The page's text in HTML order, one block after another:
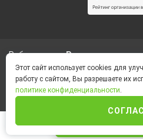
Работаем по России
Политика конфиденциальности
Foot Container © 2026
Этот сайт использует cookies для
работу с сайтом, Вы разрешаете их
политике конфиденциальности.